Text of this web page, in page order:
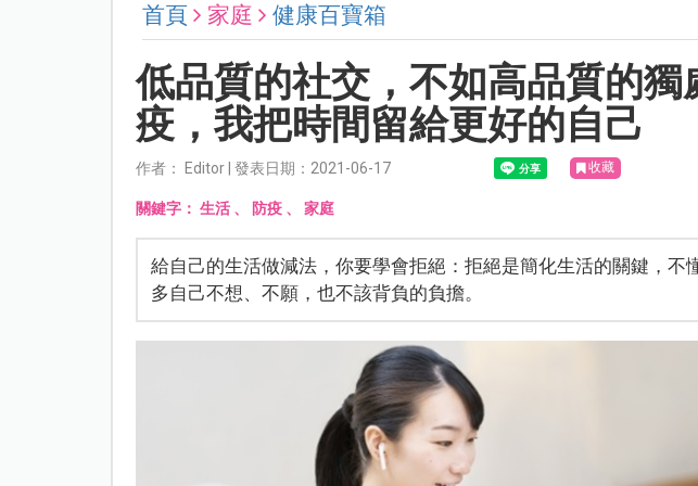
首頁 家庭 健康百寶箱
低品質的社交，不如高品質的獨
疫，我把時間留給更好的自己
作者： Editor | 發表日期：2021-06-17 收藏
關鍵字： 生活、 防疫、 家庭
給自己的生活做減法，你要學會拒絕：拒絕是簡化生活的關鍵，不
多自己不想、不願，也不該背負的負擔。